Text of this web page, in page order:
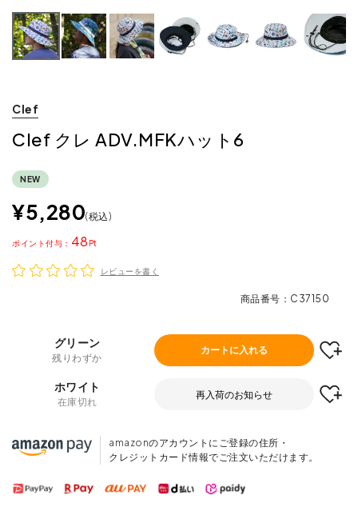
Clef
Clef クレ ADV.MFKハット6
NEW
¥5,280 税込
48
ポイント
レビューを書く
商品番号 C37150
グリーン
残りわずか
カートに入れる
ホワイト
在庫切れ
再入荷のお知らせ
amazonのアカウントにご登録の住所・
クレジットカード情報でご注文いただけます。